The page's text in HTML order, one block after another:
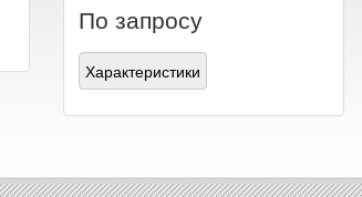
По запросу
Характеристики